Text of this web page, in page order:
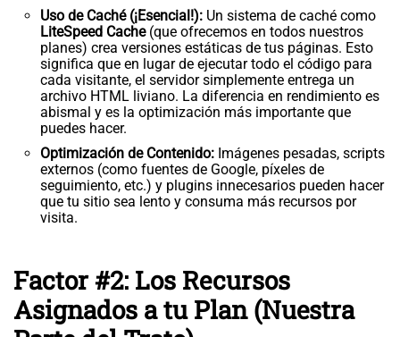
Uso de Caché (¡Esencial!): Un sistema de caché como
LiteSpeed Cache(que ofrecemos en todos nuestros
planes) crea versiones estáticas de tus páginas. Esto
significa que en lugar de ejecutar todo el código para
cada visitante, el servidor simplemente entrega un
archivo HTML liviano. La diferencia en rendimiento es
abismal y es la optimización más importante que
puedes hacer.
Optimización de Contenido: Imágenes pesadas, scripts
externos (como fuentes de Google, píxeles de
seguimiento, etc.) y plugins innecesarios pueden hacer
que tu sitio sea lento y consuma más recursos por
visita.
Factor #2: Los Recursos
Asignados a tu Plan (Nuestra